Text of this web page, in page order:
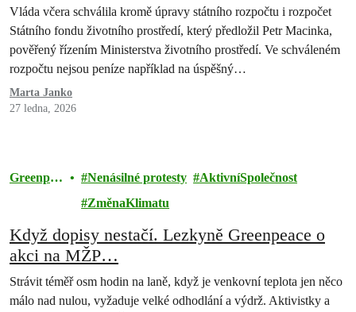
Vláda včera schválila kromě úpravy státního rozpočtu i rozpočet
Státního fondu životního prostředí, který předložil Petr Macinka,
pověřený řízením Ministerstva životního prostředí. Ve schváleném
rozpočtu nejsou peníze například na úspěšný…
Marta Janko
27 ledna, 2026
Greenpea
Nenásilné protesty
AktivníSpolečnost
ZměnaKlimatu
Když dopisy nestačí. Lezkyně Greenpeace o
akci na MŽP…
Strávit téměř osm hodin na laně, když je venkovní teplota jen něco
málo nad nulou, vyžaduje velké odhodlání a výdrž. Aktivistky a